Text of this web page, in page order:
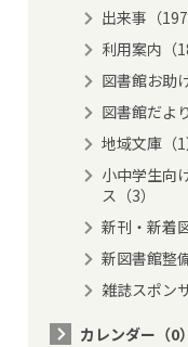
出来事（197
利用案内（
図書館お助
図書館だよ
地域文庫（1
小中学生向
ス（3）
新刊・新着
新図書館整
雑誌スポン
カレンダー（0）